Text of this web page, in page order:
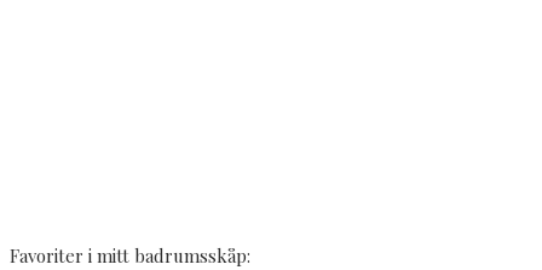
Favoriter i mitt badrumsskåp: